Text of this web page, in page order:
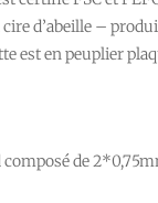
d’abeille –
est en peuplier
de